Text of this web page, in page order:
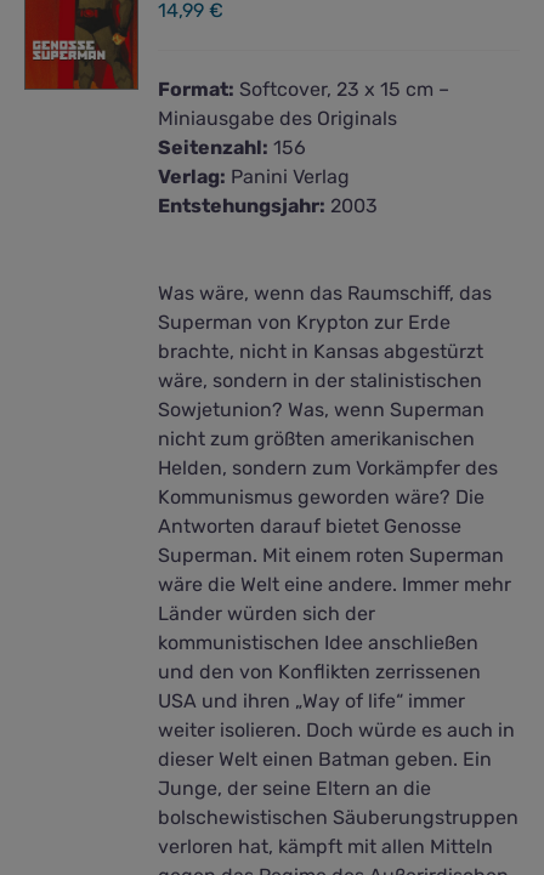
14,99€
Format: Softcover, 23 x 15 cm –
Miniausgabe des Originals
Seitenzahl: 156
Verlag: Panini Verlag
Entstehungsjahr: 2003
Was wäre, wenn das Raumschiff, das
Superman von Krypton zur Erde
brachte, nicht in Kansas abgestürzt
wäre, sondern in der stalinistischen
Sowjetunion? Was, wenn Superman
nicht zum größten amerikanischen
Helden, sondern zum Vorkämpfer des
Kommunismus geworden wäre? Die
Antworten darauf bietet Genosse
Superman. Mit einem roten Superman
wäre die Welt eine andere. Immer mehr
Länder würden sich der
kommunistischen Idee anschließen
und den von Konflikten zerrissenen
USA und ihren „Way of life“ immer
weiter isolieren. Doch würde es auch in
dieser Welt einen Batman geben. Ein
Junge, der seine Eltern an die
bolschewistischen Säuberungstruppen
verloren hat, kämpft mit allen Mitteln